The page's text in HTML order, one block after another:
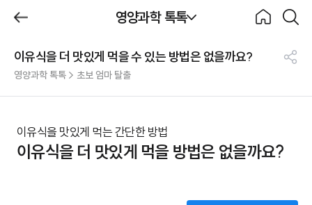
BeBecook
영양과학 톡톡
영양과학 톡톡
이유식을 더 맛있게 먹을 수 있는 방법은 없을까요?
영양과학 톡톡 > 초보 엄마 탈출
이유식을 맛있게 먹는 간단한 방법
이유식을 더 맛있게 먹을 방법은 없을까요?